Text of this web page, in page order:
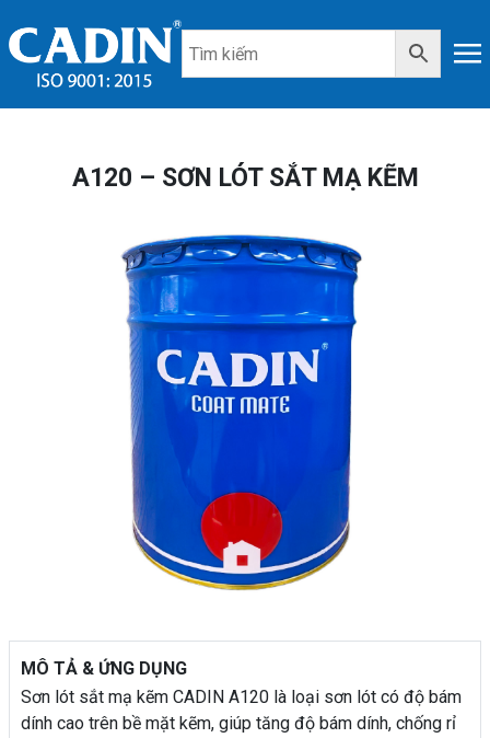
A120 – SƠN LÓT SẮT MẠ KẼM
MÔ TẢ & ỨNG DỤNG
Sơn lót sắt mạ kẽm CADIN A120 là loại sơn lót có độ bám
dính cao trên bề mặt kẽm, giúp tăng độ bám dính, chống rỉ